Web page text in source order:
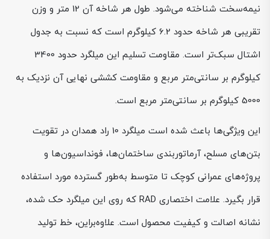
نیمه‌سخت شناخته می‌شود. طول هر شاخه آن 12 متر و وزن
تقریبی هر شاخه حدود 6.2 کیلوگرم است که نسبت به جدول
اشتال سبک‌تر است. مقاومت تسلیم این میلگرد حدود 3400
کیلوگرم بر سانتی‌متر مربع و مقاومت کششی نهایی آن نزدیک به
5000 کیلوگرم بر سانتی‌متر مربع است.
این ویژگی‌ها باعث شده است میلگرد 10 راد همدان در تقویت
بتن‌های مسلح، آرماتوربندی ساختمان‌ها، فونداسیون‌ها و
پروژه‌های عمرانی کوچک تا متوسط به‌طور گسترده مورد استفاده
قرار بگیرد. علامت اختصاری RAD که روی این میلگرد حک شده،
نشانه اصالت و کیفیت محصول است. علاوه‌براین، خط تولید